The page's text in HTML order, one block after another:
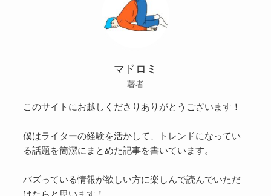
マドロミ
著者
このサイトにお越しくださりありがとうございます！
僕はライターの経験を活かして、トレンドになってい
る話題を簡潔にまとめた記事を書いています。
バズっている情報が欲しい方に楽しんで読んでいただ